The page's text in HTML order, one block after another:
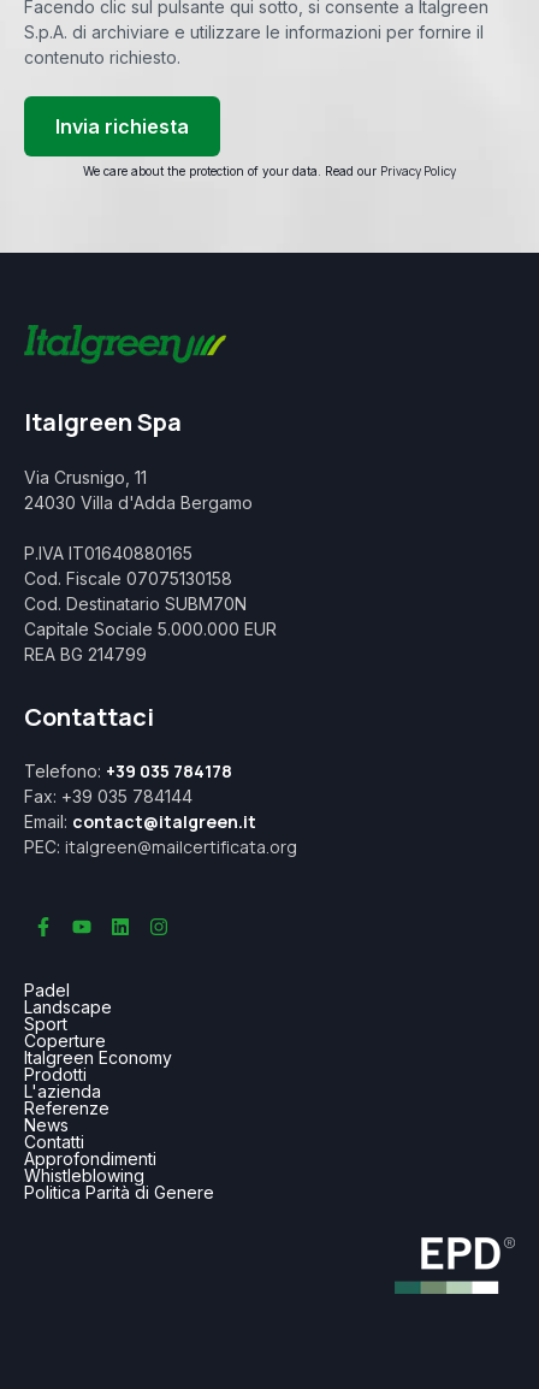
Facendo clic sul pulsante qui sotto, si consente a Italgreen
S.p.A. di archiviare e utilizzare le informazioni per fornire il
contenuto richiesto.
We care about the protection of your data. Read our Privacy Policy
Italgreen Spa
Via Crusnigo, 11
24030 Villa d'Adda Bergamo
P.IVA IT01640880165
Cod. Fiscale 07075130158
Cod. Destinatario SUBM70N
Capitale Sociale 5.000.000 EUR
REA BG 214799
Contattaci
Telefono: +39 035 784178
Fax: +39 035 784144
Email: contact@italgreen.it
PEC: italgreen@mailcertificata.org
Padel
Landscape
Sport
Coperture
Italgreen Economy
Prodotti
L'azienda
Referenze
News
Contatti
Approfondimenti
Whistleblowing
Politica Parità di Genere